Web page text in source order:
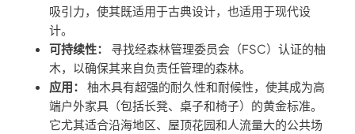
吸引力，使其既适用于古典设计，也适用于现代设
计。
可持续性：
寻找经森林管理委员会（FSC）认证的柚
木，以确保其来自负责任管理的森林。
应用：
柚木具有超强的耐久性和耐候性，使其成为高
端户外家具（包括长凳、桌子和椅子）的黄金标准。
它尤其适合沿海地区、屋顶花园和人流量大的公共场